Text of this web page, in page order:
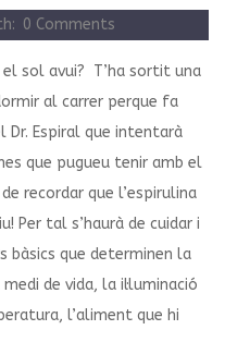
0 Comments
sol avui? T’ha sortit una
al carrer perque fa
Dr. Espiral que intentarà
que pugueu tenir amb el
recordar que l’espirulina
Per tal s’haurà de cuidar i
bàsics que determinen la
de vida, la il·luminació
l’aliment que hi